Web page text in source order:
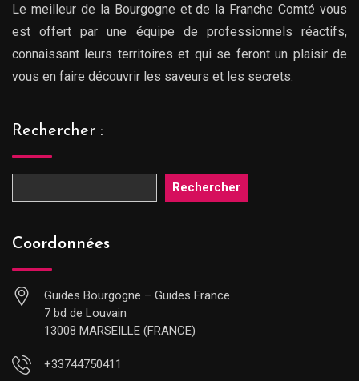
Le meilleur de la Bourgogne et de la Franche Comté vous
est offert par une équipe de professionnels réactifs,
connaissant leurs territoires et qui se feront un plaisir de
vous en faire découvrir les saveurs et les secrets.
Rechercher :
Rechercher
Coordonnées
Guides Bourgogne – Guides France
7 bd de Louvain
13008 MARSEILLE (FRANCE)
+33744750411